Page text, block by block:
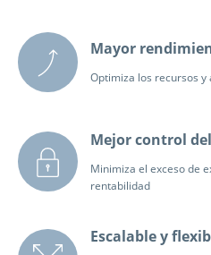
Mayor
Optimiza los recursos y
Mejor control
Minimiza el exceso de
rentabilidad
Escalable y